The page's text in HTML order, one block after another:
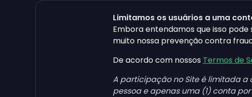
Limitamos os usuários a uma
Embora entendamos que isso
muito nossa prevenção contra
De acordo com nossos Termos de
A participação no Site é limitada a
pessoa e apenas uma (1) conta